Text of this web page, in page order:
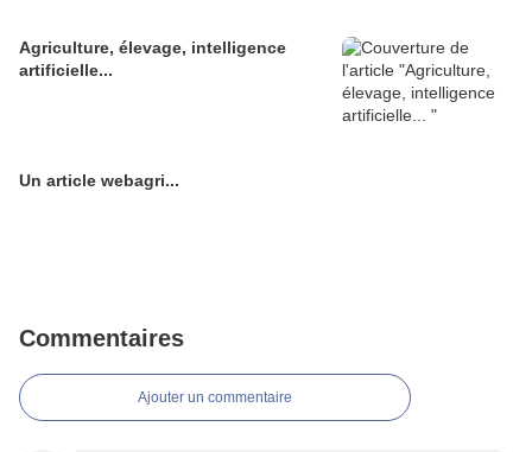
Agriculture, élevage, intelligence
artificielle...
Un article webagri...
Commentaires
Ajouter un commentaire